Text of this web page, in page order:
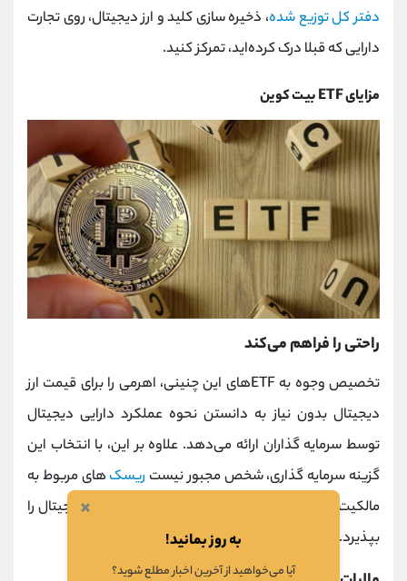
دفتر کل توزیع شده، ذخیره سازی کلید و ارز دیجیتال، روی تجارت
دارایی که قبلا درک کرده‌اید، تمرکز کنید.
مزایای ETF بیت کوین
راحتی را فراهم می‌کند
تخصیص وجوه به ETFهای این چنینی، اهرمی را برای قیمت ارز
دیجیتال بدون نیاز به دانستن نحوه عملکرد دارایی دیجیتال
توسط سرمایه گذاران ارائه می‌دهد. علاوه بر این، با انتخاب این
گزینه سرمایه گذاری، شخص مجبور نیست ریسک‌های مربوط به
مالکیت مستقیم سکه‌ها و ثبت نام در هر صرافی ارز دیجیتال را
بپذیرد.
×
به روز بمانید!
آیا می‌خواهید از آخرین اخبار مطلع شوید؟